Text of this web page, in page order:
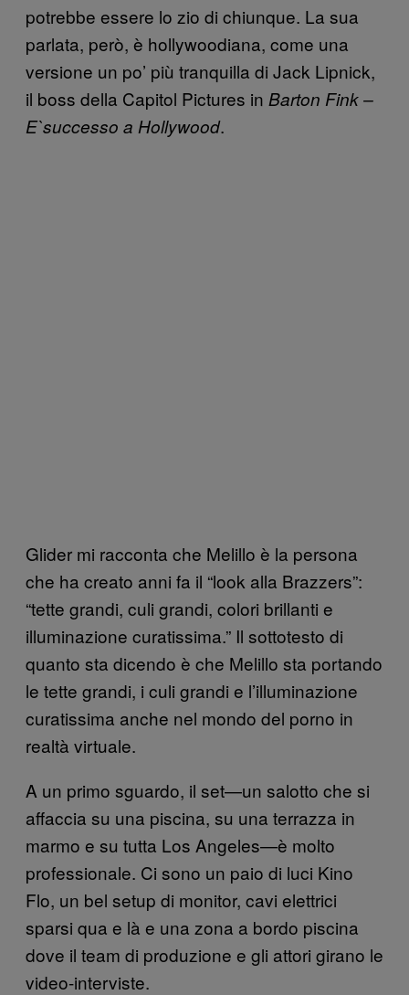
potrebbe essere lo zio di chiunque. La sua
parlata, però, è hollywoodiana, come una
versione un po’ più tranquilla di Jack Lipnick,
il boss della Capitol Pictures in Barton Fink –
E`successo a Hollywood.
Glider mi racconta che Melillo è la persona
che ha creato anni fa il “look alla Brazzers”:
“tette grandi, culi grandi, colori brillanti e
illuminazione curatissima.” Il sottotesto di
quanto sta dicendo è che Melillo sta portando
le tette grandi, i culi grandi e l’illuminazione
curatissima anche nel mondo del porno in
realtà virtuale.
A un primo sguardo, il set—un salotto che si
affaccia su una piscina, su una terrazza in
marmo e su tutta Los Angeles—è molto
professionale. Ci sono un paio di luci Kino
Flo, un bel setup di monitor, cavi elettrici
sparsi qua e là e una zona a bordo piscina
dove il team di produzione e gli attori girano le
video-interviste.